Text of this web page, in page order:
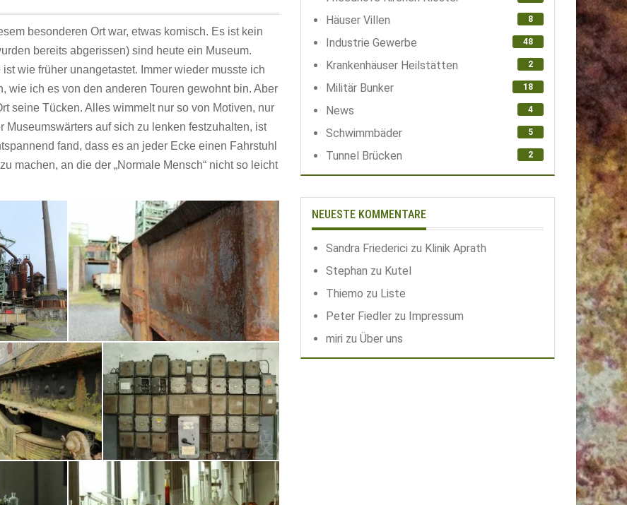
besonderen Ort war, etwas komisch. Es ist kein
bereits abgerissen) sind heute ein Museum.
wie früher unangetastet. Immer wieder musste ich
wie ich es von den anderen Touren gewohnt bin. Aber
seine Tücken. Alles wimmelt nur so von Motiven, nur
auf sich zu lenken festzuhalten, ist
fand, dass es an jeder Ecke einen Fahrstuhl
machen, an die der „Normale Mensch“ nicht so leicht
Häuser Villen 8
Industrie Gewerbe 48
Krankenhäuser Heilstätten 2
Militär Bunker 18
News 4
Schwimmbäder 5
Tunnel Brücken 2
NEUESTE KOMMENTARE
Sandra Friederici zu Klinik Aprath
Stephan zu Kutel
Thiemo zu Liste
Peter Fiedler zu Impressum
miri zu Über uns